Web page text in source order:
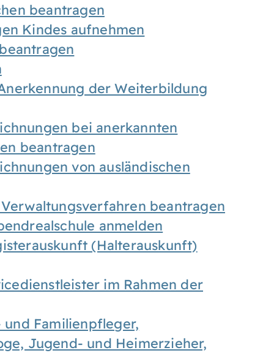
beantragen
Kindes aufnehmen
der Weiterbildung
bei anerkannten
beantragen
von ausländischen
beantragen
anmelden
(Halterauskunft)
im Rahmen der
Familienpfleger,
Jugend- und Heimerzieher,